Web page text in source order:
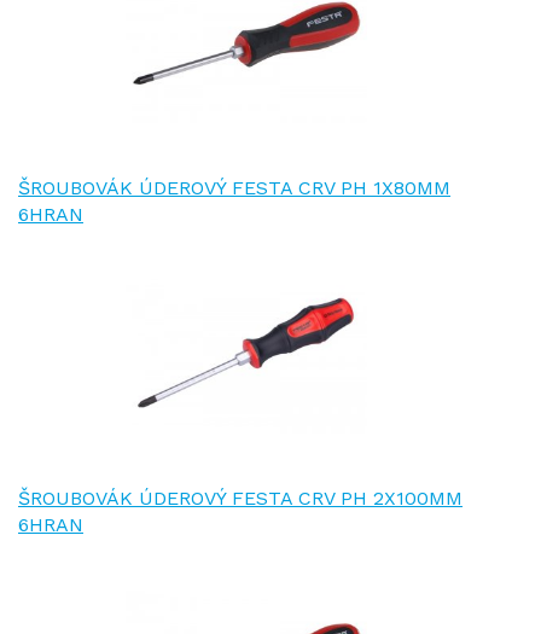
ŠROUBOVÁK ÚDEROVÝ FESTA CRV PH 1X80MM
6HRAN
ŠROUBOVÁK ÚDEROVÝ FESTA CRV PH 2X100MM
6HRAN